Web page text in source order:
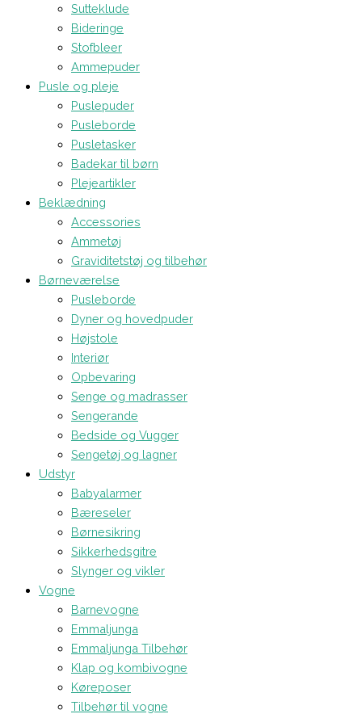
Sutteklude
Bideringe
Stofbleer
Ammepuder
Pusle og pleje
Puslepuder
Pusleborde
Pusletasker
Badekar til børn
Plejeartikler
Beklædning
Accessories
Ammetøj
Graviditetstøj og tilbehør
Børneværelse
Pusleborde
Dyner og hovedpuder
Højstole
Interiør
Opbevaring
Senge og madrasser
Sengerande
Bedside og Vugger
Sengetøj og lagner
Udstyr
Babyalarmer
Bæreseler
Børnesikring
Sikkerhedsgitre
Slynger og vikler
Vogne
Barnevogne
Emmaljunga
Emmaljunga Tilbehør
Klap og kombivogne
Køreposer
Tilbehør til vogne